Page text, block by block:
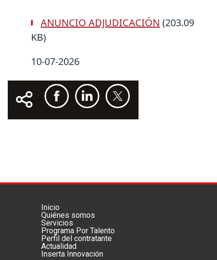
ANUNCIO ADJUDICACIÓN (203.09
KB)
10-07-2026
Menú footer principal
Inicio
Quiénes somos
Servicios
Programa Por Talento
Perfil del contratante
Actualidad
Inserta Innovación